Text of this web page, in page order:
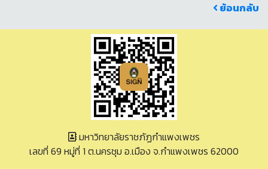
ย้อนกลับ
มหาวิทยาลัยราชภัฏกำแพงเพชร
เลขที่ 69 หมู่ที่ 1 ต.นครชุม อ.เมือง จ.กำแพงเพชร 62000